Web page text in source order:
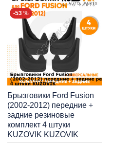
-53 %
Брызговики Ford Fusion
(2002-2012) передние +
задние резиновые
комплект 4 штуки
KUZOVIK KUZOVIK